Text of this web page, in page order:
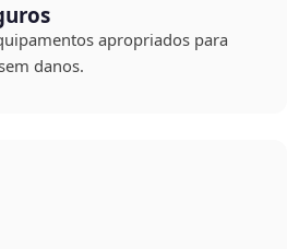
apropriados para
danos.